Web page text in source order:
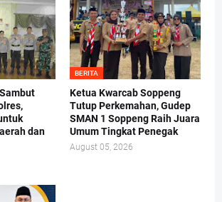
dan
BERITA
Ketua Kwarcab Soppeng
Tutup Perkemahan, Gudep
SMAN 1 Soppeng Raih Juara
Umum Tingkat Penegak
August 05, 2026